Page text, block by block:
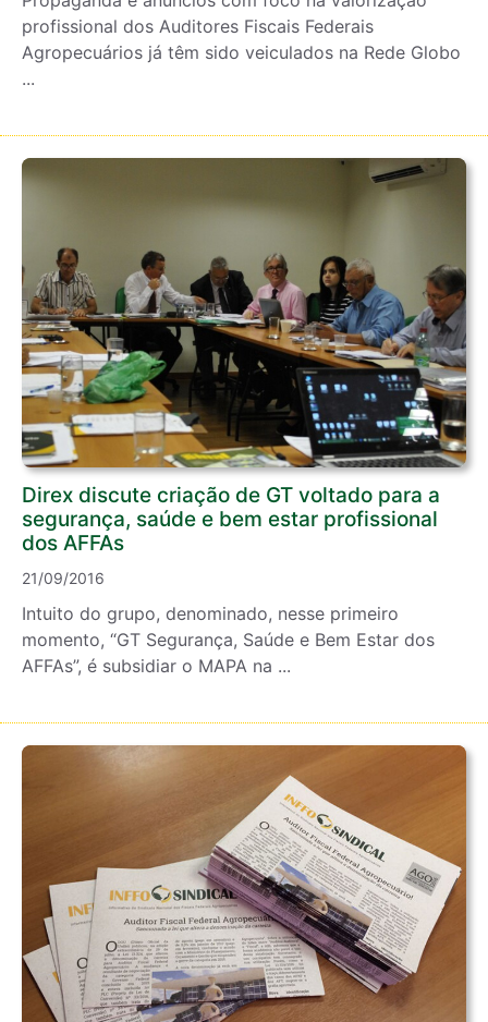
profissional dos Auditores Fiscais Federais
Agropecuários já têm sido veiculados na Rede Globo
...
Direx discute criação de GT voltado para a
segurança, saúde e bem estar profissional
dos AFFAs
21/09/2016
Intuito do grupo, denominado, nesse primeiro
momento, “GT Segurança, Saúde e Bem Estar dos
AFFAs”, é subsidiar o MAPA na ...